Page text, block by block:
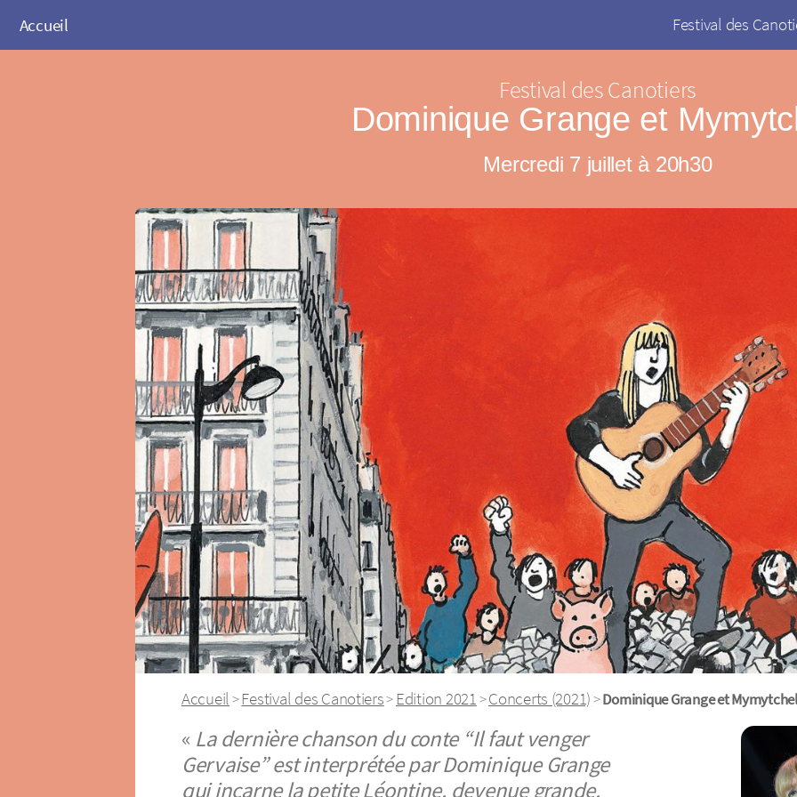
Accueil Festival des
Festival des Canotiers
Dominique Grange et
Mercredi 7 juillet à 20h30
Accueil >Festival des Canotiers>Edition 2021 >Concerts (2021)>Dominique Grange et
« La dernière chanson du conte “Il faut venger
Gervaise” est interprétée par Dominique Grange
qui incarne la petite Léontine, devenue grande.